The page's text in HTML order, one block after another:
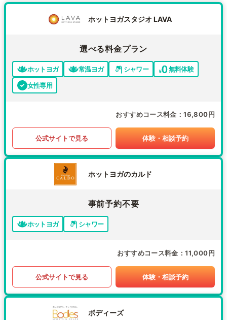
ホットヨガスタジオ LAVA
選べる料金プラン
ホットヨガ 常温ヨガ シャワー
無料体験
女性専用
おすすめコース料金 16,800円
公式サイトで見る 体験・相談予約
ホットヨガのカルド
事前予約不要
ホットヨガ シャワー
おすすめコース料金 11,000円
公式サイトで見る 体験・相談予約
ボディーズ